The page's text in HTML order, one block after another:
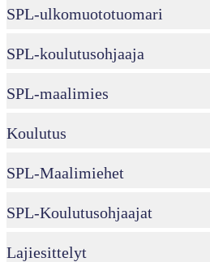
SPL-ulkomuototuomari
SPL-koulutusohjaaja
SPL-maalimies
Koulutus
SPL-Maalimiehet
SPL-Koulutusohjaajat
Lajiesittelyt